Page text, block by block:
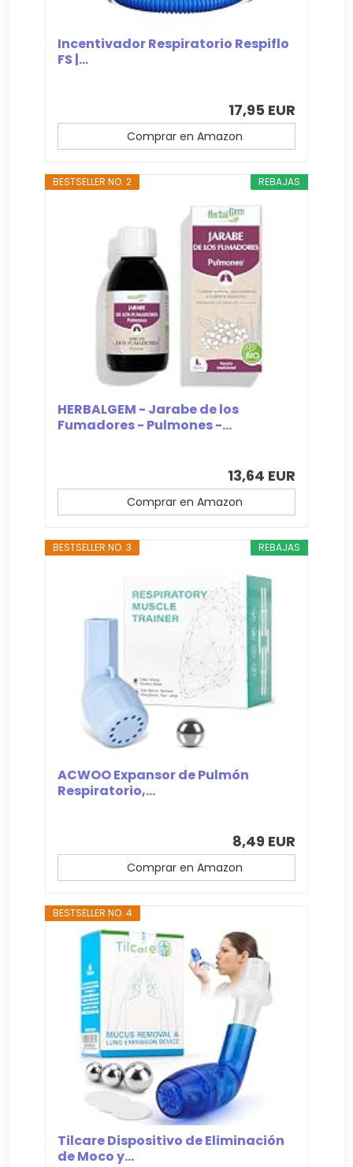
Incentivador Respiratorio Respiflo
FS |...
17,95 EUR
Comprar en Amazon
REBAJAS
BESTSELLER NO. 2
HERBALGEM - Jarabe de los
Fumadores - Pulmones -...
13,64 EUR
Comprar en Amazon
REBAJAS
BESTSELLER NO. 3
ACWOO Expansor de Pulmón
Respiratorio,...
8,49 EUR
Comprar en Amazon
BESTSELLER NO. 4
Tilcare Dispositivo de Eliminación
de Moco y...